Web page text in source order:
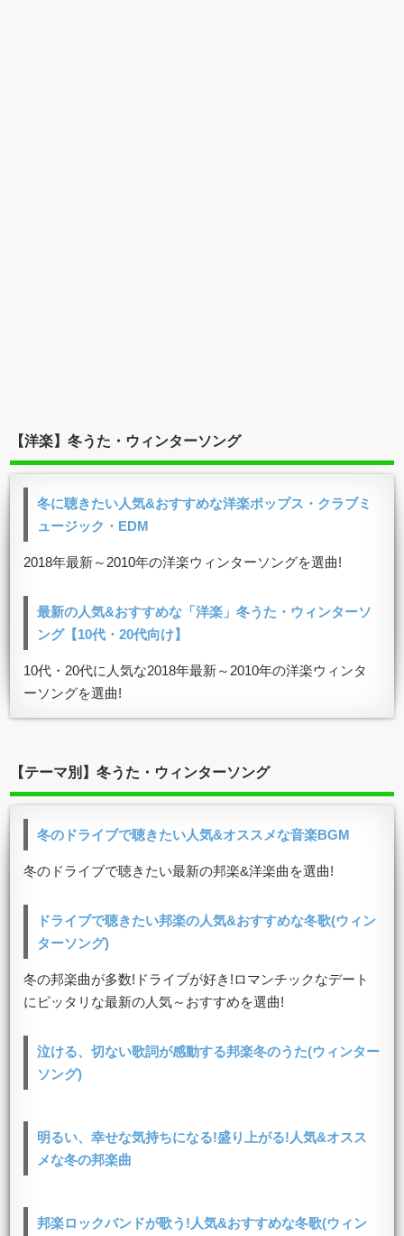
【洋楽】冬うた・ウィンターソング
冬に聴きたい人気&おすすめな洋楽ポップス・クラブミ
ュージック・EDM
2018年最新～2010年の洋楽ウィンターソングを選曲!
最新の人気&おすすめな「洋楽」冬うた・ウィンターソ
ング【10代・20代向け】
10代・20代に人気な2018年最新～2010年の洋楽ウィンタ
ーソングを選曲!
【テーマ別】冬うた・ウィンターソング
冬のドライブで聴きたい人気&オススメな音楽BGM
冬のドライブで聴きたい最新の邦楽&洋楽曲を選曲!
ドライブで聴きたい邦楽の人気&おすすめな冬歌(ウィン
ターソング)
冬の邦楽曲が多数!ドライブが好き!ロマンチックなデート
にピッタリな最新の人気～おすすめを選曲!
泣ける、切ない歌詞が感動する邦楽冬のうた(ウィンター
ソング)
明るい、幸せな気持ちになる!盛り上がる!人気&オスス
メな冬の邦楽曲
邦楽ロックバンドが歌う!人気&おすすめな冬歌(ウィン